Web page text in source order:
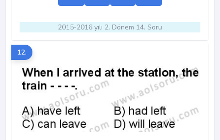
2015-2016 yılı 2. Dönem 14. Soru
12.